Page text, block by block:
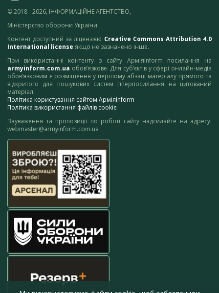
© 2018 - 2026, ІНФОРМАЦІЙНЕ АГЕНТСТВО,
Міністерство оборони України
Контент доступний за ліцензією Creative Commons Attribution 4.0
International license якщо не зазначено інше.
При використанні контенту з сайту АрміяInform посилання на
armyinform.com.ua обов’язкове. Для суб’єктів у сфері онлайн-медіа
обов’язковим є розміщення у першому абзаці матеріалу прямого та
відкритого для пошукових систем гіперпосилання на цитований
матеріал.
Політика користування сайтом АрміяInform
Політика використання файлів cookie
Зауваження та пропозиції по роботі сайту надсилайте на адресу:
webmaster@armyinform.com.ua